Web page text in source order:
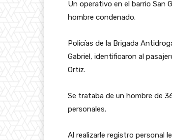
Un operativo en el barrio San
hombre condenado.
Policías de la Brigada
Gabriel, identificaron al
Ortiz.
Se trataba de un hombre de
personales.
Al realizarle registro personal